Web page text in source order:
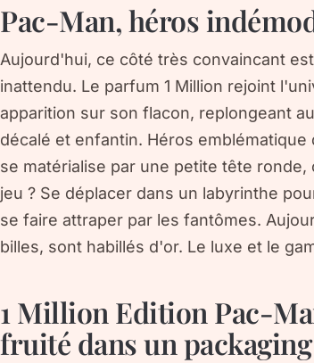
Pac-Man, héros
Aujourd'hui, ce côté très convaincant
inattendu. Le parfum 1 Million rejoint
apparition sur son flacon, replongeant
décalé et enfantin. Héros
se matérialise par une petite tête
jeu ? Se déplacer dans un labyrinthe
se faire attraper par les fantômes.
billes, sont habillés d'or. Le luxe et le
1 Million Edition Pac-
fruité dans un